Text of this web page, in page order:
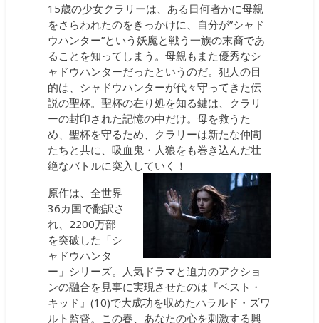
15歳の少女クラリーは、ある日何者かに母親
をさらわれたのをきっかけに、自分が”シャド
ウハンター”という妖魔と戦う一族の末裔であ
ることを知ってしまう。母親もまた優秀なシ
ャドウハンターだったというのだ。犯人の目
的は、シャドウハンターが代々守ってきた伝
説の聖杯。聖杯の在り処を知る鍵は、クラリ
ーの封印された記憶の中だけ。母を救うた
め、聖杯を守るため、クラリーは新たな仲間
たちと共に、吸血鬼・人狼をも巻き込んだ壮
絶なバトルに突入していく！
原作は、全世界
36カ国で翻訳さ
れ、2200万部
を突破した「シ
ャドウハンタ
ー」シリーズ。人気ドラマと迫力のアクショ
ンの融合を見事に実現させたのは『ベスト・
キッド』(10)で大成功を収めたハラルド・ズワ
ルト監督。この春、あなたの心を刺激する興